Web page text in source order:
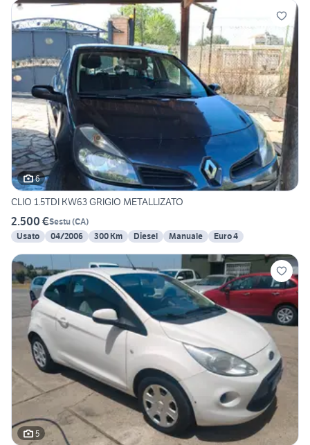
6
CLIO 1.5TDI KW63 GRIGIO METALLIZATO
2.500 €Sestu(CA)
Usato
04/2006 300 Km Diesel Manuale Euro 4
5